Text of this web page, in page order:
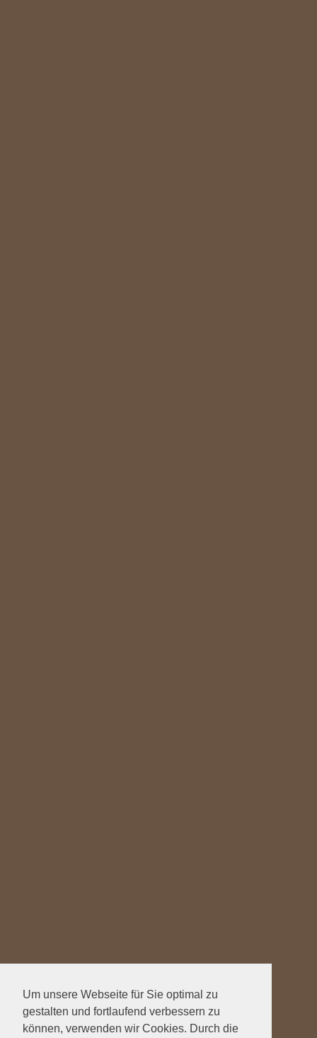
Um unsere Webseite für Sie optimal zu
gestalten und fortlaufend verbessern zu
können, verwenden wir Cookies. Durch die